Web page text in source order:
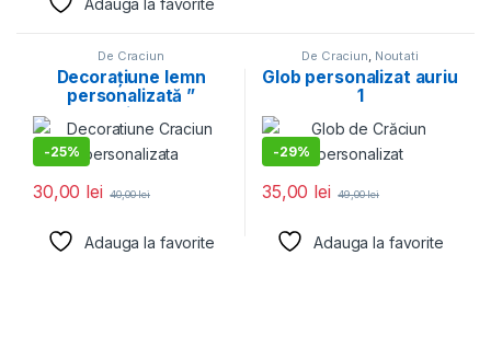
De Craciun
Decorațiune lemn
personalizată ”
-25%
30,00 lei 40,00lei
Adauga la favorite
De Craciun Noutati
Glob personalizat auriu
1
-29%
35,00 lei 49,00lei
Adauga la favorite